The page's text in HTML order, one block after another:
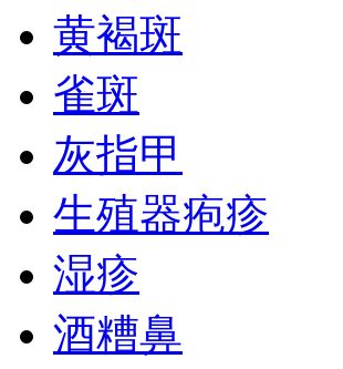
黄褐斑
雀斑
灰指甲
生殖器疱疹
湿疹
酒糟鼻